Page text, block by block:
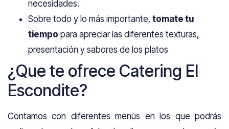
necesidades.
Sobre todo y lo más importante, tomate tu
tiempo para apreciar las diferentes texturas,
presentación y sabores de los platos
¿Que te ofrece Catering El
Escondite?
Contamos con diferentes menús en los que podrás